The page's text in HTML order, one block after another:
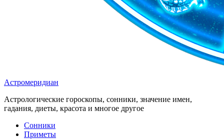
Астромеридиан
Астрологические гороскопы, сонники, значение имен,
гадания, диеты, красота и многое другое
Сонники
Приметы